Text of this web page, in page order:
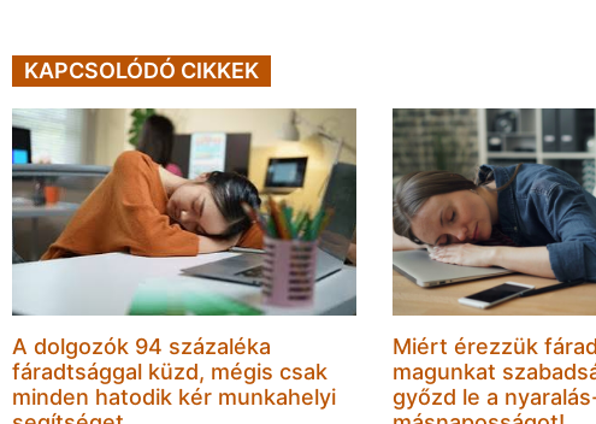
KAPCSOLÓDÓ CIKKEK
A dolgozók 94 százaléka
fáradtsággal küzd, mégis csak
minden hatodik kér munkahelyi
Miért érezzük
magunkat
győzd le a